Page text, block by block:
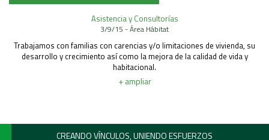
CONTACTO
Asistencia y Consultorías
3/9/15 - Área Hábitat
Trabajamos con familias con carencias y/o limitaciones de vivienda, su
desarrollo y crecimiento así como la mejora de la calidad de vida y
habitacional.
+ ampliar
CREANDO VÍNCULOS, UNIENDO ESFUERZOS